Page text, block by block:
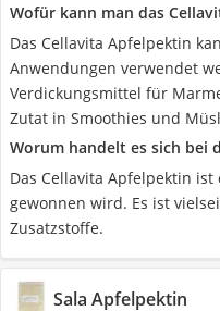
Wofür kann man das
Das Cellavita Apfelpektin
Anwendungen verwendet
Verdickungsmittel für
Zutat in Smoothies und
Worum handelt es sich bei
Das Cellavita Apfelpektin
gewonnen wird. Es ist
Zusatzstoffe.
Sala Apfelpektin